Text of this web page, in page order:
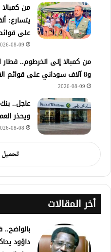
من
على
08-09
من كمبالا إلى الخرطوم.. قطار
و8 آلاف سوداني على قوائم الانتظار
2026-08-09
عاجل..
ويحذر
08-08
تحميل
أخر المقالات
داؤود